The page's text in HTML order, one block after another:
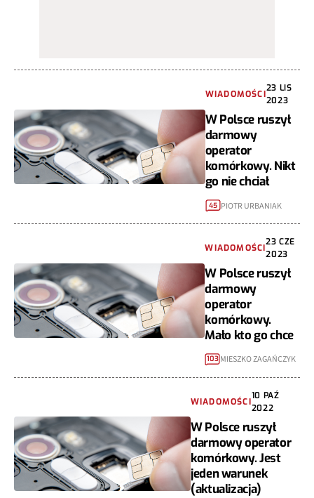
WIADOMOŚCI
23 LIS
2023
W Polsce ruszył
darmowy
operator
komórkowy. Nikt
go nie chciał
45 PIOTR URBANIAK
WIADOMOŚCI
23 CZE
2023
W Polsce ruszył
darmowy
operator
komórkowy.
Mało kto go chce
103 MIESZKO ZAGAŃCZYK
WIADOMOŚCI
10 PAŹ
2022
W Polsce ruszył
darmowy operator
komórkowy. Jest
jeden warunek
(aktualizacja)